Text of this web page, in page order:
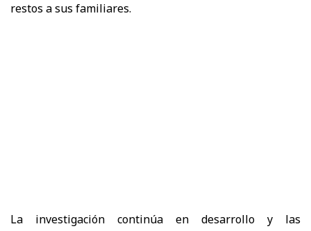
restos a sus familiares.
La investigación continúa en desarrollo y las